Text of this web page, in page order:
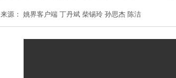
来源： 姚界客户端 丁丹斌 柴锡玲 孙思杰 陈洁